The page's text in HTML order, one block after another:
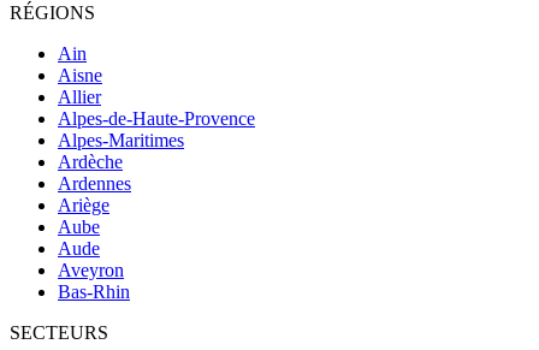
RÉGIONS
Ain
Aisne
Allier
Alpes-de-Haute-Provence
Alpes-Maritimes
Ardèche
Ardennes
Ariège
Aube
Aude
Aveyron
Bas-Rhin
SECTEURS